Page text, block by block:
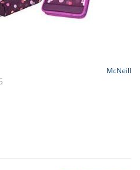
McNeill